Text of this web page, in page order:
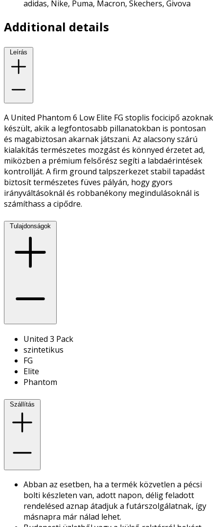
adidas, Nike, Puma, Macron, Skechers, Givova
Additional details
Leírás
A United Phantom 6 Low Elite FG stoplis focicipő azoknak
készült, akik a legfontosabb pillanatokban is pontosan
és magabiztosan akarnak játszani. Az alacsony szárú
kialakítás természetes mozgást és könnyed érzetet ad,
miközben a prémium felsőrész segíti a labdaérintések
kontrollját. A firm ground talpszerkezet stabil tapadást
biztosít természetes füves pályán, hogy gyors
irányváltásoknál és robbanékony megindulásoknál is
számíthass a cipődre.
Tulajdonságok
United 3 Pack
szintetikus
FG
Elite
Phantom
Szállítás
Abban az esetben, ha a termék közvetlen a pécsi
bolti készleten van, adott napon, délig feladott
rendelésed aznap átadjuk a futárszolgálatnak, így
másnapra már nálad lehet.